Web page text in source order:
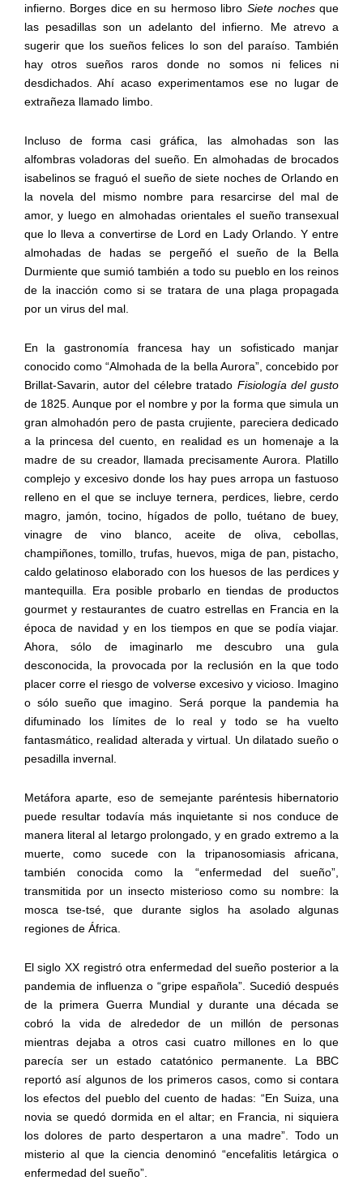
infierno. Borges dice en su hermoso libroSiete nochesque
las pesadillas son un adelanto del infierno. Me atrevo a
sugerir que los sueños felices lo son del paraíso. También
hay otros sueños raros donde no somos ni felices ni
desdichados. Ahí acaso experimentamos ese no lugar de
extrañeza llamado limbo.
Incluso de forma casi gráfica, las almohadas son las
alfombras voladoras del sueño. En almohadas de brocados
isabelinos se fraguó el sueño de siete noches de Orlando en
la novela del mismo nombre para resarcirse del mal de
amor, y luego en almohadas orientales el sueño transexual
que lo lleva a convertirse de Lord en Lady Orlando. Y entre
almohadas de hadas se pergeñó el sueño de la Bella
Durmiente que sumió también a todo su pueblo en los reinos
de la inacción como si se tratara de una plaga propagada
por un virus del mal.
En la gastronomía francesa hay un sofisticado manjar
conocido como “Almohada de la bella Aurora”, concebido por
Brillat-Savarin, autor del célebre tratado Fisiología del gusto
de 1825. Aunque por el nombre y por la forma que simula un
gran almohadón pero de pasta crujiente, pareciera dedicado
a la princesa del cuento, en realidad es un homenaje a la
madre de su creador, llamada precisamente Aurora. Platillo
complejo y excesivo donde los hay pues arropa un fastuoso
relleno en el que se incluye ternera, perdices, liebre, cerdo
magro, jamón, tocino, hígados de pollo, tuétano de buey,
vinagre de vino blanco, aceite de oliva, cebollas,
champiñones, tomillo, trufas, huevos, miga de pan, pistacho,
caldo gelatinoso elaborado con los huesos de las perdices y
mantequilla. Era posible probarlo en tiendas de productos
gourmet y restaurantes de cuatro estrellas en Francia en la
época de navidad y en los tiempos en que se podía viajar.
Ahora, sólo de imaginarlo me descubro una gula
desconocida, la provocada por la reclusión en la que todo
placer corre el riesgo de volverse excesivo y vicioso. Imagino
o sólo sueño que imagino. Será porque la pandemia ha
difuminado los límites de lo real y todo se ha vuelto
fantasmático, realidad alterada y virtual. Un dilatado sueño o
pesadilla invernal.
Metáfora aparte, eso de semejante paréntesis hibernatorio
puede resultar todavía más inquietante si nos conduce de
manera literal al letargo prolongado, y en grado extremo a la
muerte, como sucede con la tripanosomiasis africana,
también conocida como la “enfermedad del sueño”,
transmitida por un insecto misterioso como su nombre: la
mosca tse-tsé, que durante siglos ha asolado algunas
regiones de África.
El siglo XX registró otra enfermedad del sueño posterior a la
pandemia de influenza o “gripe española”. Sucedió después
de la primera Guerra Mundial y durante una década se
cobró la vida de alrededor de un millón de personas
mientras dejaba a otros casi cuatro millones en lo que
parecía ser un estado catatónico permanente. La BBC
reportó así algunos de los primeros casos, como si contara
los efectos del pueblo del cuento de hadas: “En Suiza, una
novia se quedó dormida en el altar; en Francia, ni siquiera
los dolores de parto despertaron a una madre”. Todo un
misterio al que la ciencia denominó “encefalitis letárgica o
enfermedad del sueño”.